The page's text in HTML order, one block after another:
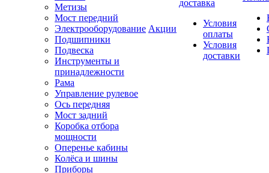
Метизы
Мост передний
Электрооборудование
Подшипники
Подвеска
Инструменты и
принадлежности
Рама
Управление рулевое
Ось передняя
Мост задний
Коробка отбора
мощности
Оперенье кабины
Колёса и шины
Приборы
Акции
доставка
Условия
оплаты
Условия
доставки